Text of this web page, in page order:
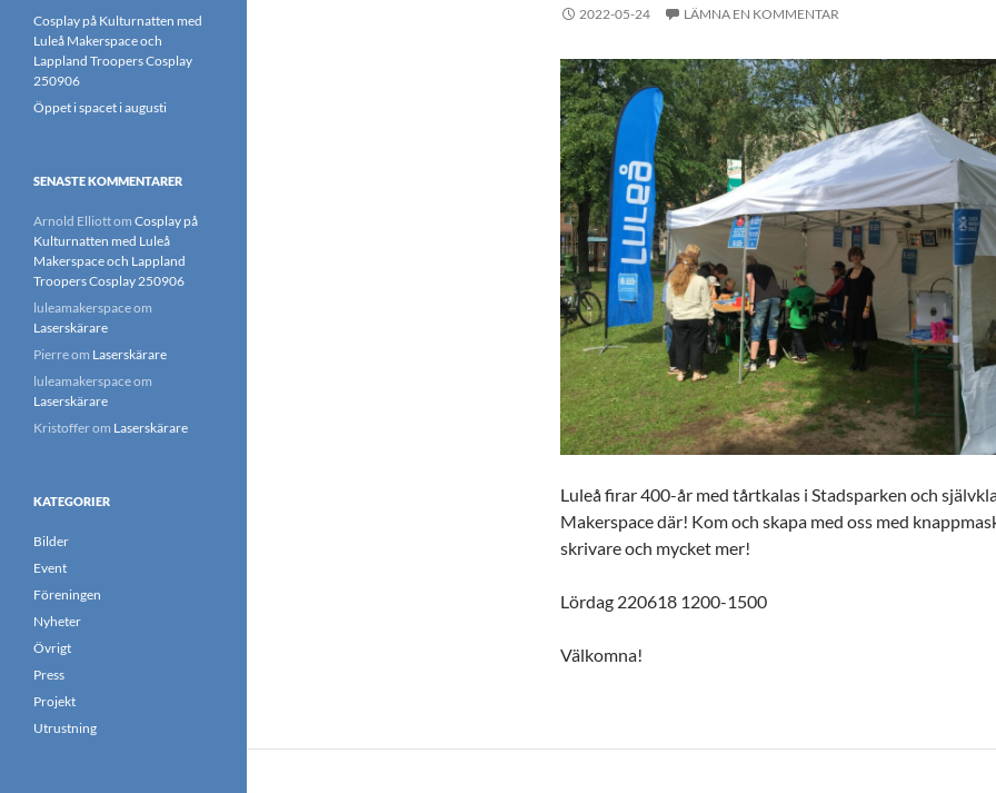
2022-05-24 LÄMNA EN KOMMENTAR
Luleå firar 400-år med tårtkalas i Stadsparken och
Makerspace där! Kom och skapa med oss med
skrivare och mycket mer!
Lördag 220618 1200-1500
Välkomna!
Cosplay på Kulturnatten med
Luleå Makerspace och
Lappland Troopers Cosplay
250906
Öppet i spacet i augusti
SENASTE KOMMENTARER
Arnold Elliottom Cosplay på
Kulturnatten med Luleå
Makerspace och Lappland
Troopers Cosplay 250906
luleamakerspaceom
Laserskärare
Pierreom Laserskärare
luleamakerspaceom
Laserskärare
Kristofferom Laserskärare
KATEGORIER
Bilder
Event
Föreningen
Nyheter
Övrigt
Press
Projekt
Utrustning